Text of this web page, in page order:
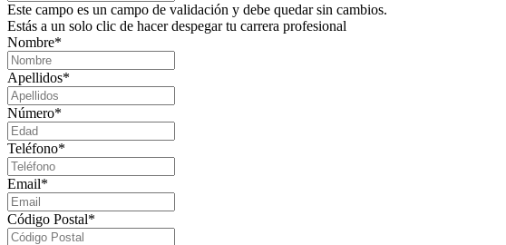
Este campo es un campo de validación y debe quedar sin cambios.
Estás a un solo clic de hacer despegar tu carrera profesional
Nombre*
Apellidos*
Número*
Teléfono*
Email*
Código Postal*